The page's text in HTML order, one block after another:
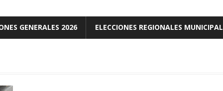
GENERALES 2026 ELECCIONES REGIONALES